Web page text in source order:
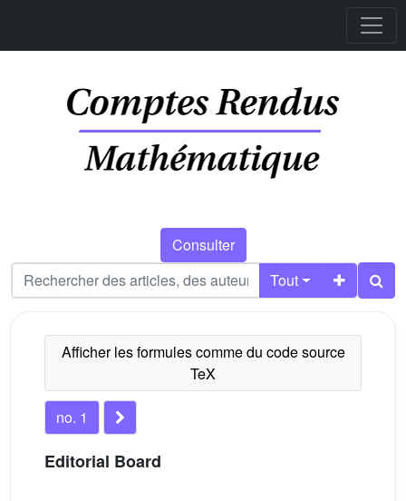
Consulter
Tout
no. 1
Editorial Board